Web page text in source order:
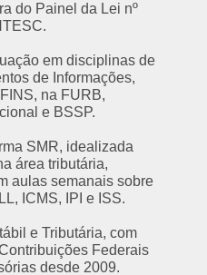
do Painel da Lei nº
em disciplinas de
de Informações,
na FURB,
e BSSP.
SMR, idealizada
área tributária,
aulas semanais sobre
ICMS, IPI e ISS.
e Tributária, com
Federais
desde 2009.